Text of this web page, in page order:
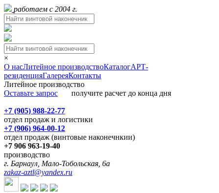
работаем с 2004 г.
×
О насЛитейное производствоКаталогАРТ-
резиденцияГалереяКонтакты
Литейное производство
Оставьте запрос получите расчет до конца дня
+7 (905) 988-22-77
отдел продаж и логистики
+7 (906) 964-00-12
отдел продаж (винтовые наконечнкии)
+7 906 963-19-40
производство
г. Барнаул, Мало-Тобольская, 6а
zakaz-aztl@yandex.ru